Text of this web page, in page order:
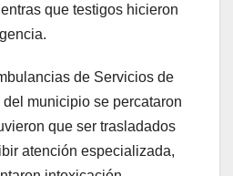
que testigos hicieron
de Servicios de
municipio se percataron
que ser trasladados
atención especializada,